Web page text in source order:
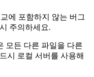
에 포함하지 않는 버그
주의하세요.
모든 다른 파일을 다른
시 로컬 서버를 사용해